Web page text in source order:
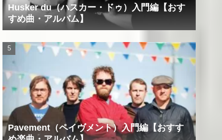
Husker du（ハスカー・ドゥ）入門編【おす
すめ曲・アルバム】
Pavement（ペイヴメント）入門編【おすす